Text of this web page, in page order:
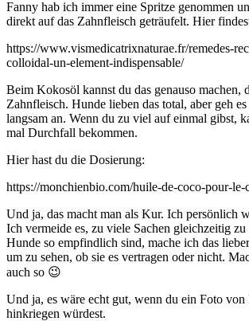
Fanny hab ich immer eine Spritze genommen
direkt auf das Zahnfleisch geträufelt. Hier
https://www.vismedicatrixnaturae.fr/remedes-
colloidal-un-element-indispensable/
Beim Kokosöl kannst du das genauso machen,
Zahnfleisch. Hunde lieben das total, aber geh
langsam an. Wenn du zu viel auf einmal gibst,
mal Durchfall bekommen.
Hier hast du die Dosierung:
https://monchienbio.com/huile-de-coco-pour-le-
Und ja, das macht man als Kur. Ich persönlich
Ich vermeide es, zu viele Sachen gleichzeitig
Hunde so empfindlich sind, mache ich das
um zu sehen, ob sie es vertragen oder nicht.
auch so 😉
Und ja, es wäre echt gut, wenn du ein Foto von
hinkriegen würdest.